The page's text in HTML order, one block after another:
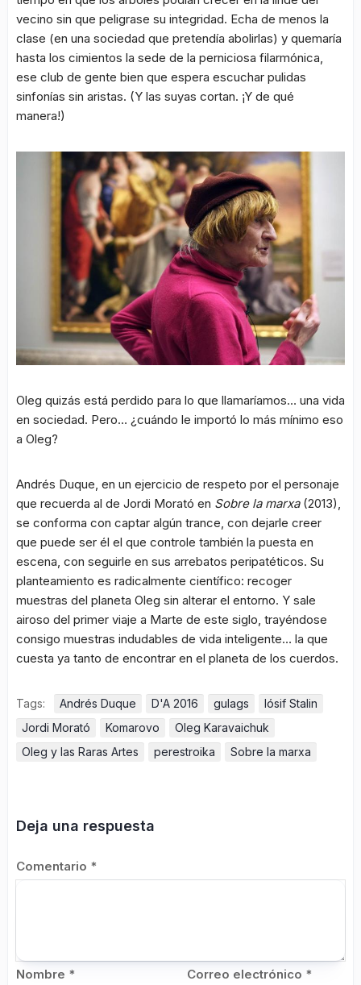
vecino sin que peligrase su integridad. Echa de menos la
clase (en una sociedad que pretendía abolirlas) y quemaría
hasta los cimientos la sede de la perniciosa filarmónica,
ese club de gente bien que espera escuchar pulidas
sinfonías sin aristas. (Y las suyas cortan. ¡Y de qué
manera!)
Oleg quizás está perdido para lo que llamaríamos… una vida
en sociedad. Pero… ¿cuándo le importó lo más mínimo eso
a Oleg?
Andrés Duque, en un ejercicio de respeto por el personaje
que recuerda al de Jordi Morató en Sobre la marxa(2013),
se conforma con captar algún trance, con dejarle creer
que puede ser él el que controle también la puesta en
escena, con seguirle en sus arrebatos peripatéticos. Su
planteamiento es radicalmente científico: recoger
muestras del planeta Oleg sin alterar el entorno. Y sale
airoso del primer viaje a Marte de este siglo, trayéndose
consigo muestras indudables de vida inteligente… la que
cuesta ya tanto de encontrar en el planeta de los cuerdos.
Tags: Andrés Duque D'A 2016 gulags
Iósif Stalin
Jordi Morató
Komarovo
Oleg Karavaichuk
Oleg y las Raras Artes
perestroika Sobre la marxa
Deja una respuesta
Comentario *
Nombre * Correo electrónico *